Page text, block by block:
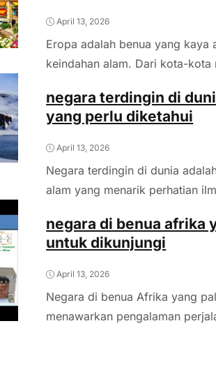
April 13, 2026
Eropa adalah benua yang kaya
keindahan alam. Dari kota-kota
negara terdingin di
yang perlu diketahui
April 13, 2026
Negara terdingin di dunia
alam yang menarik perhatian
negara di benua afrika
untuk dikunjungi
April 13, 2026
Negara di benua Afrika yang
menawarkan pengalaman